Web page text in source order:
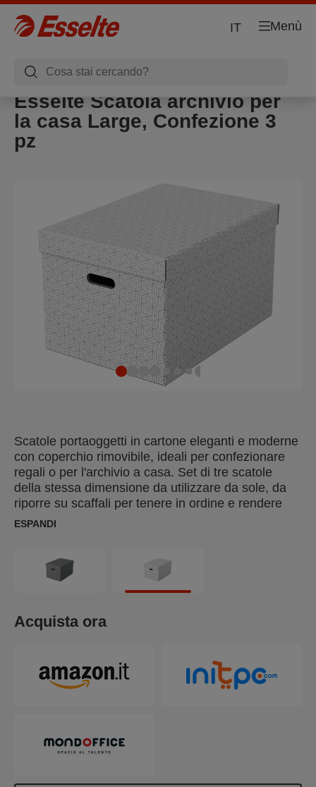
Menù
IT
Esselte Scatola archivio per
la casa Large, Confezione 3
pz
Scatole portaoggetti in cartone eleganti e moderne
con coperchio rimovibile, ideali per confezionare
regali o per l'archivio a casa. Set di tre scatole
della stessa dimensione da utilizzare da sole, da
riporre su scaffali per tenere in ordine e rendere
facilmente reperibili oggetti come documenti
possa essere facilmente trasportata da una stanza
all'altra quando necessario. Realizzate in robusto
cartone ondulato riciclato al 100% e riciclabile al
100%, certificato FSC. La superficie facilmente
pulibile è rifinita con un design geometrico a due
archiviazione. Vengono fornite in confezione piatta
e sono facili e veloci da montare. I lati si ripiegano
su se stessi durante l'assemblaggio per una
ESPANDI
Acquista ora